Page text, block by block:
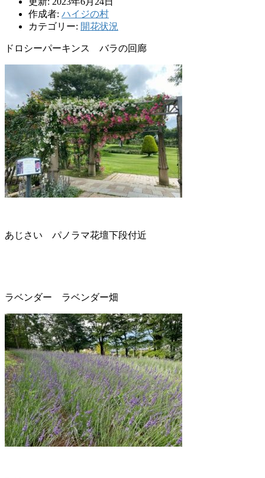
作成者: ハイジの村
カテゴリー: 開花状況
ドロシーパーキンス バラの回廊
あじさい パノラマ花壇下段付近
ラベンダー ラベンダー畑